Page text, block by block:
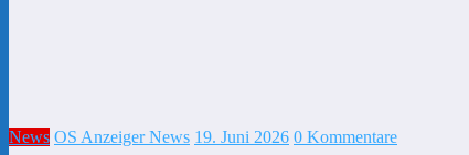
News OS Anzeiger News 19. Juni 2026 0 Kommentare